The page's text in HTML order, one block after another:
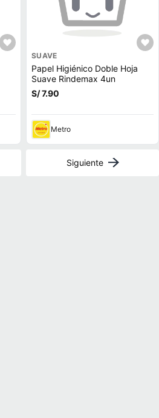
SUAVE
Papel Higiénico Doble Hoja
Suave Rindemax 4un
S/ 7.90
Metro
Siguiente